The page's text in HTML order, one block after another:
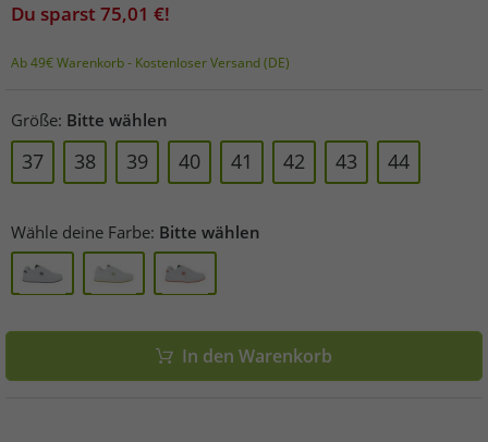
Du sparst 75,01 €!
Ab 49€ Warenkorb - Kostenloser Versand (DE)
Größe: Bitte wählen
37 38 39 40 41 42 43 44
Wähle deine Farbe: Bitte wählen
In den Warenkorb